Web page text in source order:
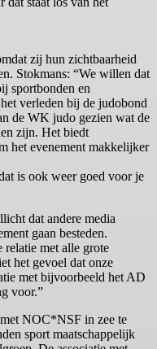
zij hun zichtbaarheid
Stokmans: “We willen dat
sportbonden en
verleden bij de judobond
de WK judo gezien wat de
zijn. Het biedt
het evenement makkelijker
is ook weer goed voor je
dat andere media
gaan besteden.
relatie met alle grote
het gevoel dat onze
met bijvoorbeeld het AD
voor.”
NOC*NSF in zee te
sport maatschappelijk